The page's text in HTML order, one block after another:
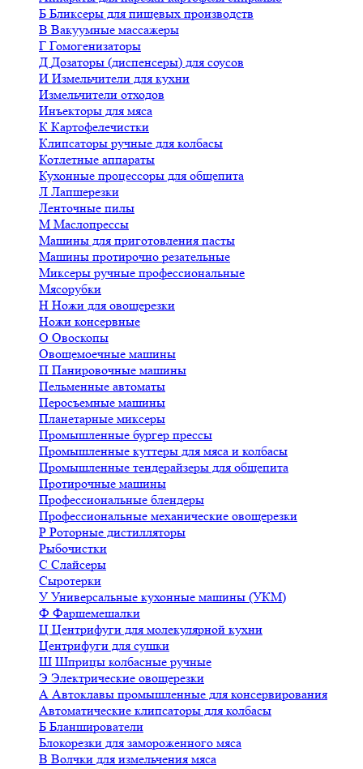
Б Бликсеры для пищевых производств
В Вакуумные массажеры
Г Гомогенизаторы
Д Дозаторы (диспенсеры) для соусов
И Измельчители для кухни
Измельчители отходов
Инъекторы для мяса
К Картофелечистки
Клипсаторы ручные для колбасы
Котлетные аппараты
Кухонные процессоры для общепита
Л Лапшерезки
Ленточные пилы
М Маслопрессы
Машины для приготовления пасты
Машины протирочно резательные
Миксеры ручные профессиональные
Мясорубки
Н Ножи для овощерезки
Ножи консервные
О Овоскопы
Овощемоечные машины
П Панировочные машины
Пельменные автоматы
Перосъемные машины
Планетарные миксеры
Промышленные бургер прессы
Промышленные куттеры для мяса и колбасы
Промышленные тендерайзеры для общепита
Протирочные машины
Профессиональные блендеры
Профессиональные механические овощерезки
Р Роторные дистилляторы
Рыбочистки
С Слайсеры
Сыротерки
У Универсальные кухонные машины (УКМ)
Ф Фаршемешалки
Ц Центрифуги для молекулярной кухни
Центрифуги для сушки
Ш Шприцы колбасные ручные
Э Электрические овощерезки
А Автоклавы промышленные для консервирования
Автоматические клипсаторы для колбасы
Б Бланширователи
Блокорезки для замороженного мяса
В Волчки для измельчения мяса